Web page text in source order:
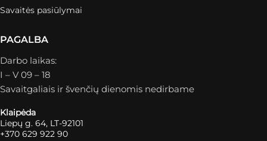
Savaitės pasiūlymai
PAGALBA
Darbo laikas:
I – V 09 – 18
Savaitgaliais ir švenčių dienomis nedirbame
Klaipėda
Liepų g. 64, LT-92101
+370 629 922 90